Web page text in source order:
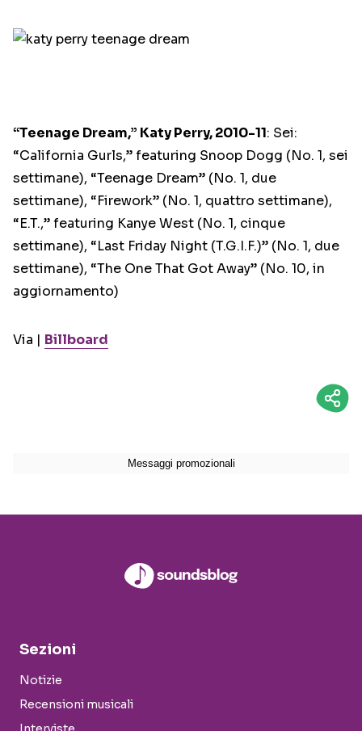
“Teenage Dream,” Katy Perry, 2010-11: Sei:
“California Gurls,” featuring Snoop Dogg (No. 1, sei
settimane), “Teenage Dream” (No. 1, due
settimane), “Firework” (No. 1, quattro settimane),
“E.T.,” featuring Kanye West (No. 1, cinque
settimane), “Last Friday Night (T.G.I.F.)” (No. 1, due
settimane), “The One That Got Away” (No. 10, in
aggiornamento)
Via | Billboard
Sezioni
Notizie
Recensioni musicali